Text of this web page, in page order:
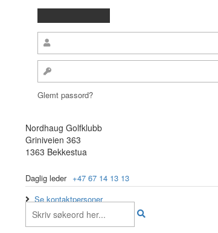
Glemt passord?
Nordhaug Golfklubb
Griniveien 363
1363 Bekkestua
Daglig leder +47 67 14 13 13
Se kontaktpersoner